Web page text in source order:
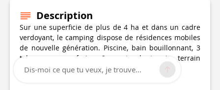
Description
Sur une superficie de plus de 4 ha et dans un cadre
verdoyant, le camping dispose de résidences mobiles
de nouvelle génération. Piscine, bain bouillonnant, 3
toboggans aquafreins, 2 courts de tennis, terrain
multisport et jeux pour enfants.
Dis-moi ce que tu veux, je trouve...